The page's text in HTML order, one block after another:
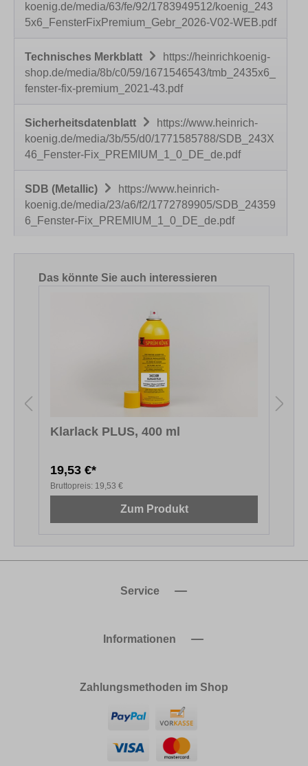
koenig.de/media/63/fe/92/1783949512/koenig_243
5x6_FensterFixPremium_Gebr_2026-V02-WEB.pdf
Technisches Merkblatt
https://heinrichkoenig-
shop.de/media/8b/c0/59/1671546543/tmb_2435x6_
fenster-fix-premium_2021-43.pdf
Sicherheitsdatenblatt
https://www.heinrich-
koenig.de/media/3b/55/d0/1771585788/SDB_243X
46_Fenster-Fix_PREMIUM_1_0_DE_de.pdf
SDB (Metallic)
https://www.heinrich-
koenig.de/media/23/a6/f2/1772789905/SDB_24359
6_Fenster-Fix_PREMIUM_1_0_DE_de.pdf
Produktgalerie überspringen
Das könnte Sie auch interessieren
Klarlack PLUS, 400 ml
19,53 €*
Bruttopreis: 19,53 €
Zum Produkt
Service
Informationen
Zahlungsmethoden im Shop